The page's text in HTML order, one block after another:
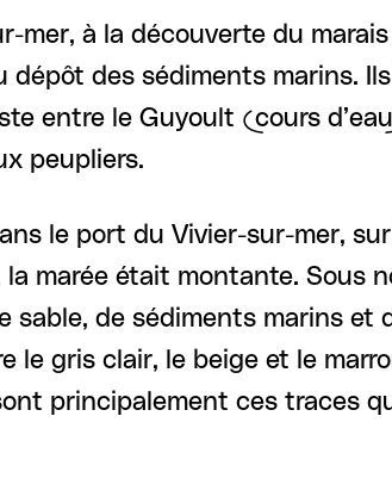
mer, à la découverte du
dépôt des sédiments marins.
entre le Guyoult (cours
peupliers.
le port du Vivier-sur-mer,
marée était montante. Sous
de sédiments marins et
gris clair, le beige et le
principalement ces traces